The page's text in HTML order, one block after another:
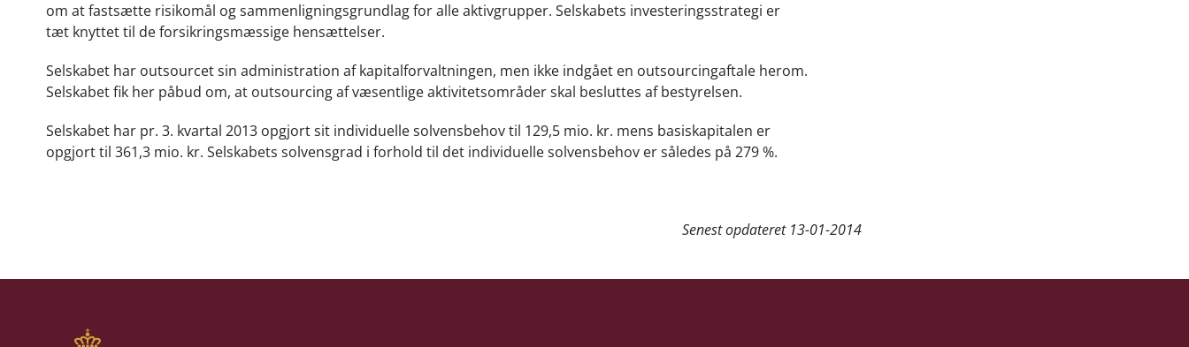
om at fastsætte risikomål og sammenligningsgrundlag for alle aktivgrupper. Selskabets investeringsstrategi er
tæt knyttet til de forsikringsmæssige hensættelser.
Selskabet har outsourcet sin administration af kapitalforvaltningen, men ikke indgået en outsourcingaftale herom.
Selskabet fik her påbud om, at outsourcing af væsentlige aktivitetsområder skal besluttes af bestyrelsen.
Selskabet har pr. 3. kvartal 2013 opgjort sit individuelle solvensbehov til 129,5 mio. kr. mens basiskapitalen er
opgjort til 361,3 mio. kr. Selskabets solvensgrad i forhold til det individuelle solvensbehov er således på 279 %.
Senest opdateret 13-01-2014